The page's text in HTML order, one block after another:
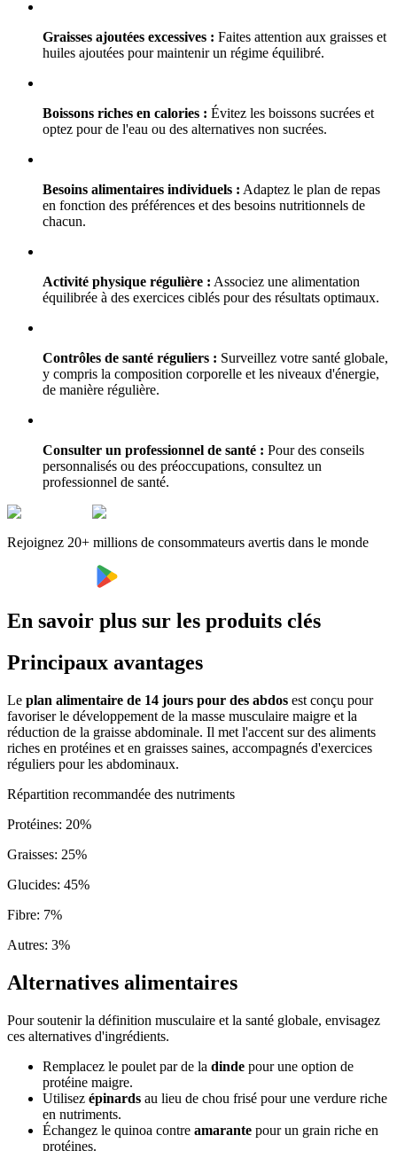
Graisses ajoutées excessives : Faites attention aux graisses et
huiles ajoutées pour maintenir un régime équilibré.
Boissons riches en calories : Évitez les boissons sucrées et
optez pour de l'eau ou des alternatives non sucrées.
Besoins alimentaires individuels : Adaptez le plan de repas
en fonction des préférences et des besoins nutritionnels de
chacun.
Activité physique régulière : Associez une alimentation
équilibrée à des exercices ciblés pour des résultats optimaux.
Contrôles de santé réguliers : Surveillez votre santé globale,
y compris la composition corporelle et les niveaux d'énergie,
de manière régulière.
Consulter un professionnel de santé : Pour des conseils
personnalisés ou des préoccupations, consultez un
professionnel de santé.
Rejoignez 20+ millions de consommateurs avertis dans le monde
En savoir plus sur les produits clés
Principaux avantages
Le plan alimentaire de 14 jours pour des abdos est conçu pour
favoriser le développement de la masse musculaire maigre et la
réduction de la graisse abdominale. Il met l'accent sur des aliments
riches en protéines et en graisses saines, accompagnés d'exercices
réguliers pour les abdominaux.
Répartition recommandée des nutriments
Protéines: 20%
Graisses: 25%
Glucides: 45%
Fibre: 7%
Autres: 3%
Alternatives alimentaires
Pour soutenir la définition musculaire et la santé globale, envisagez
ces alternatives d'ingrédients.
Remplacez le poulet par de la dinde pour une option de
protéine maigre.
Utilisez épinards au lieu de chou frisé pour une verdure riche
en nutriments.
Échangez le quinoa contre amarante pour un grain riche en
protéines.